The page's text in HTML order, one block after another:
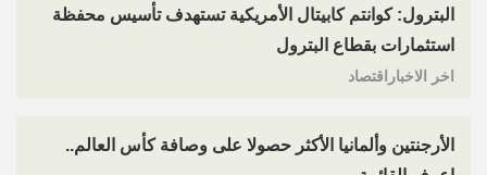
البترول: كوانتم كابيتال الأمريكية تستهدف تأسيس محفظة
استثمارات بقطاع البترول
اخر الاخباراقتصاد
الأرجنتين وألمانيا الأكثر حصولا على وصافة كأس العالم..